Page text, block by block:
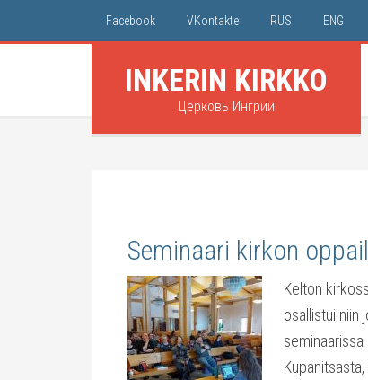
Facebook VKontakte RUS ENG
INKERIN KIRKKO
Церковь Ингрии
Seminaari kirkon
Kelton
osallistui niin